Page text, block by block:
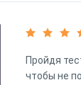
Пройдя
чтобы не